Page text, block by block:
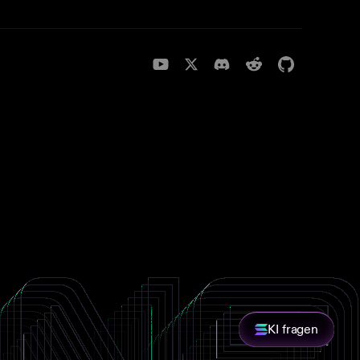
KI fragen